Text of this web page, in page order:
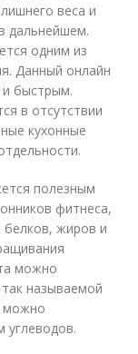
веса и
дальнейшем.
одним из
Данный онлайн
и быстрым.
в отсутствии
кухонные
полезным
фитнеса,
жиров и
можно
называемой
можно
углеводов.